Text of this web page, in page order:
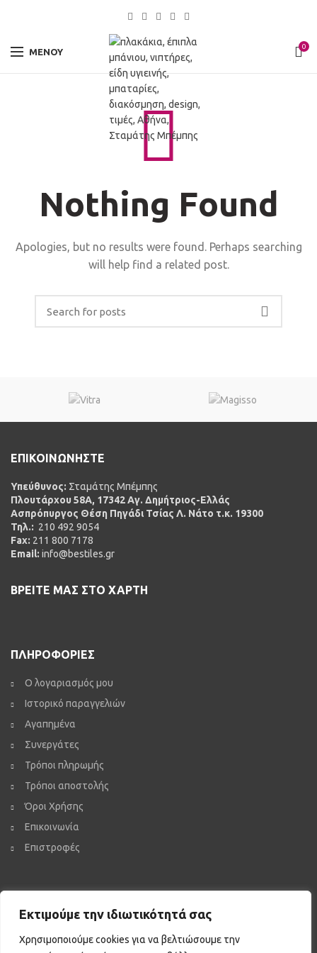
Εκτιμούμε την ιδιωτικότητά σας
Χρησιμοποιούμε cookies για να βελτιώσουμε την
ΜΕΝΟΎ 0
Nothing Found
Apologies, but no results were found. Perhaps searching
will help find a related post.
ΕΠΙΚΟΙΝΩΝΗΣΤΕ
Υπεύθυνος: Σταμάτης Μπέμπης
Πλουτάρχου 58Α, 17342 Αγ. Δημήτριος-Ελλάς
Ασπρόπυργος Θέση Πηγάδι Τσίας Λ. Νάτο τ.κ. 19300
Τηλ.: 210 492 9054
Fax: 211 800 7178
Email: info@bestiles.gr
ΒΡΕΙΤΕ ΜΑΣ ΣΤΟ ΧΑΡΤΗ
ΠΛΗΡΟΦΟΡΙΕΣ
Ο λογαριασμός μου
Ιστορικό παραγγελιών
Αγαπημένα
Συνεργάτες
Τρόποι πληρωμής
Τρόποι αποστολής
Όροι Χρήσης
Επικοινωνία
Επιστροφές
iPhone